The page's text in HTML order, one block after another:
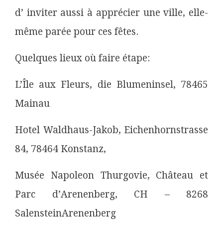
d’ inviter aussi à apprécier une ville, elle-
même parée pour ces fêtes.
Quelques lieux où faire étape:
L’Île aux Fleurs, die Blumeninsel, 78465
Mainau
Hotel Waldhaus-Jakob, Eichenhornstrasse
84, 78464 Konstanz,
Musée Napoleon Thurgovie, Château et
Parc d’Arenenberg, CH – 8268
SalensteinArenenberg